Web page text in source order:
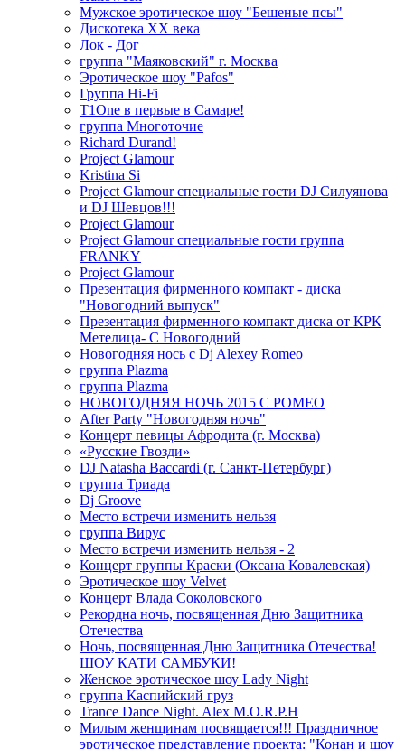
Мужское эротическое шоу "Бешеные псы"
Дискотека ХХ века
Лок - Дог
группа "Маяковский" г. Москва
Эротическое шоу "Pafos"
Группа Hi-Fi
T1One в первые в Самаре!
группа Многоточие
Richard Durand!
Project Glamour
Kristina Si
Project Glamour специальные гости DJ Силуянова
и DJ Шевцов!!!
Project Glamour
Project Glamour специальные гости группа
FRANKY
Project Glamour
Презентация фирменного компакт - диска
"Новогодний выпуск"
Презентация фирменного компакт диска от КРК
Метелица- С Новогодний
Новогодняя нось с Dj Alexey Romeo
группа Plazma
группа Plazma
НОВОГОДНЯЯ НОЧЬ 2015 C РОМЕО
After Party "Новогодняя ночь"
Концерт певицы Афродита (г. Москва)
«Русские Гвозди»
DJ Natasha Baccardi (г. Санкт-Петербург)
группа Триада
Dj Groove
Место встречи изменить нельзя
группа Вирус
Место встречи изменить нельзя - 2
Концерт группы Краски (Оксана Ковалевская)
Эротическое шоу Velvet
Концерт Влада Соколовского
Рекордна ночь, посвященная Дню Защитника
Отечества
Ночь, посвященная Дню Защитника Отечества!
ШОУ КАТИ САМБУКИ!
Женское эротическое шоу Lady Night
группа Каспийский груз
Trance Dance Night. Alex M.O.R.P.H
Милым женщинам посвящается!!! Праздничное
эротическое представление проекта: "Конан и шоу